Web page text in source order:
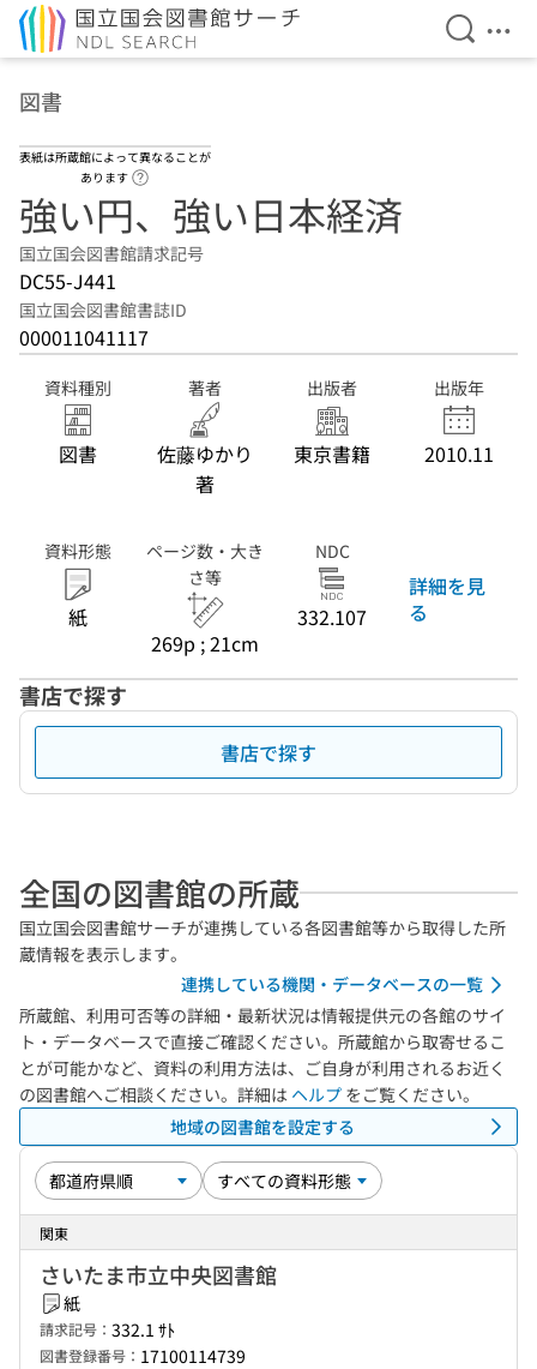
検索を
メ
図書
表紙は所蔵館によって異なることが
あります
強い円、強い日本経済
国立国会図書館請求記号
DC55-J441
国立国会図書館書誌ID
000011041117
資料種別
図書
著者
佐藤ゆかり
著
出版者
東京書籍
出版年
2010.11
資料形態
紙
ページ数・大き
さ等
269p ; 21cm
NDC
332.107
詳細を見
る
書店で探す
書店で探す
全国の図書館の所蔵
国立国会図書館サーチが連携している各図書館等から取得した所
蔵情報を表示します。
連携している機関・データベースの一覧
所蔵館、利用可否等の詳細・最新状況は情報提供元の各館のサイ
ト・データベースで直接ご確認ください。所蔵館から取寄せるこ
とが可能かなど、資料の利用方法は、ご自身が利用されるお近く
の図書館へご相談ください。詳細は ヘルプ をご覧ください。
地域の図書館を設定する
関東
さいたま市立中央図書館
紙
請求記号： 332.1 ｻﾄ
図書登録番号： 17100114739